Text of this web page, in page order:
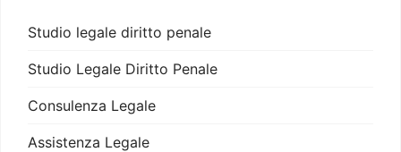
Studio legale diritto penale
Studio Legale Diritto Penale
Consulenza Legale
Assistenza Legale